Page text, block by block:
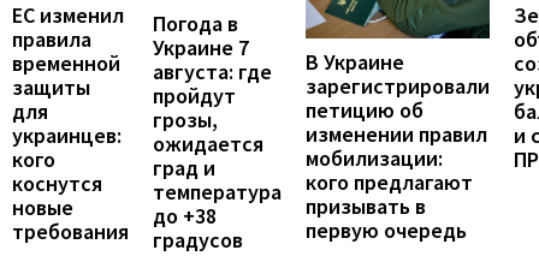
ЕС изменил
правила
временной
защиты
для
украинцев:
кого
коснутся
новые
требования
Погода в
Украине 7
августа: где
пройдут
грозы,
ожидается
град и
температура
до +38
градусов
В Украине
зарегистрировали
петицию об
изменении правил
мобилизации:
кого предлагают
призывать в
первую очередь
и